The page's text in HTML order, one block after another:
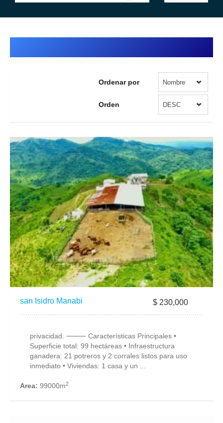
Ordenar por Nombre
Orden DESC
san Isidro Manabi $ 230,000
privacidad. ⸻ Características Principales •
Superficie total: 99 hectáreas • Infraestructura
ganadera: 21 potreros y 2 corrales listos para uso
inmediato • Viviendas: 1 casa y un ...
Area: 99000m2